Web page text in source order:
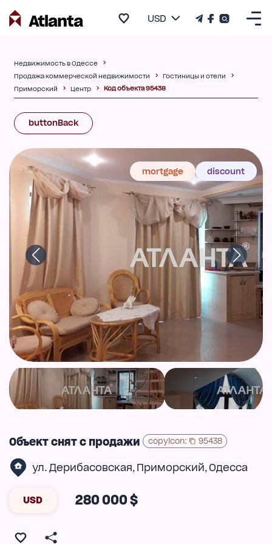
USD
Недвижимость в Одессе
Продажа коммерческой недвижимости
Гостиницы и отели
Приморский
Центр Код объекта 95438
buttonBack
mortgage discount
Объект снят с продажи copyIcon: 95438
ул. Дерибасовская, Приморский, Одесса
USD 280 000 $